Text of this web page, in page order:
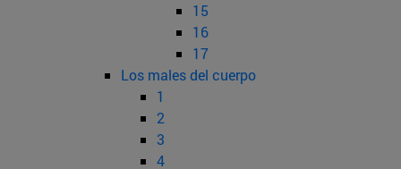
15
16
17
Los males del cuerpo
1
2
3
4